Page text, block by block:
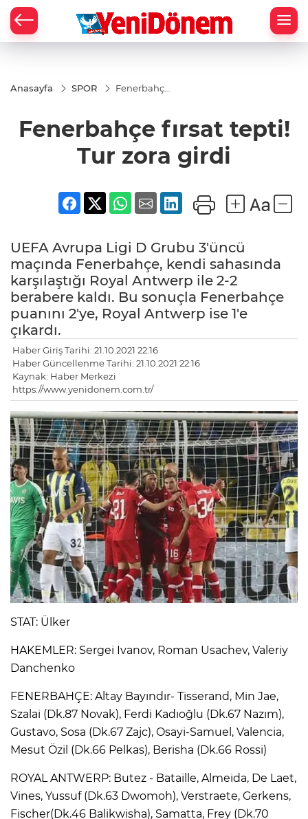
Anasayfa SPOR
Fenerbahçe
girdi
Fenerbahçe fırsat tepti!
Tur zora girdi
UEFA Avrupa Ligi D Grubu 3'üncü
maçında Fenerbahçe, kendi sahasında
karşılaştığı Royal Antwerp ile 2-2
berabere kaldı. Bu sonuçla Fenerbahçe
puanını 2'ye, Royal Antwerp ise 1'e
çıkardı.
Haber Giriş Tarihi: 21.10.2021 22:16
Haber Güncellenme Tarihi: 21.10.2021 22:16
Kaynak: Haber Merkezi
https://www.yenidonem.com.tr/
STAT: Ülker
HAKEMLER: Sergei Ivanov, Roman Usachev, Valeriy
Danchenko
FENERBAHÇE: Altay Bayındır- Tisserand, Min Jae,
Szalai (Dk.87 Novak), Ferdi Kadıoğlu (Dk.67 Nazım),
Gustavo, Sosa (Dk.67 Zajc), Osayi-Samuel, Valencia,
Mesut Özil (Dk.66 Pelkas), Berisha (Dk.66 Rossi)
ROYAL ANTWERP: Butez - Bataille, Almeida, De Laet,
Vines, Yussuf (Dk.63 Dwomoh), Verstraete, Gerkens,
Fischer(Dk.46 Balikwisha), Samatta, Frey (Dk.70